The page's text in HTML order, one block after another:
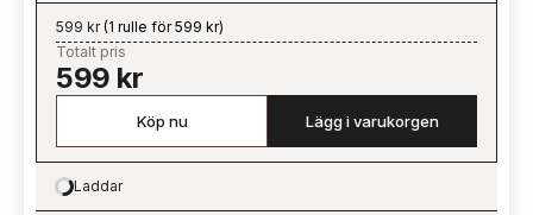
599 kr(1 rulle för 599 kr)
Totalt pris
599 kr
Köp nu Lägg i varukorgen
Loading…
Laddar